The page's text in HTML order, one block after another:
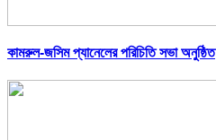
কামরুল-জসিম প্যানেলের পরিচিতি সভা অনুষ্ঠিত